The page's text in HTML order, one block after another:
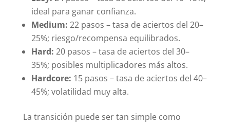
ideal para ganar confianza.
Medium: 22 pasos – tasa de aciertos del 20–
25%; riesgo/recompensa equilibrados.
Hard: 20 pasos – tasa de aciertos del 30–
35%; posibles multiplicadores más altos.
Hardcore: 15 pasos – tasa de aciertos del 40–
45%; volatilidad muy alta.
La transición puede ser tan simple como